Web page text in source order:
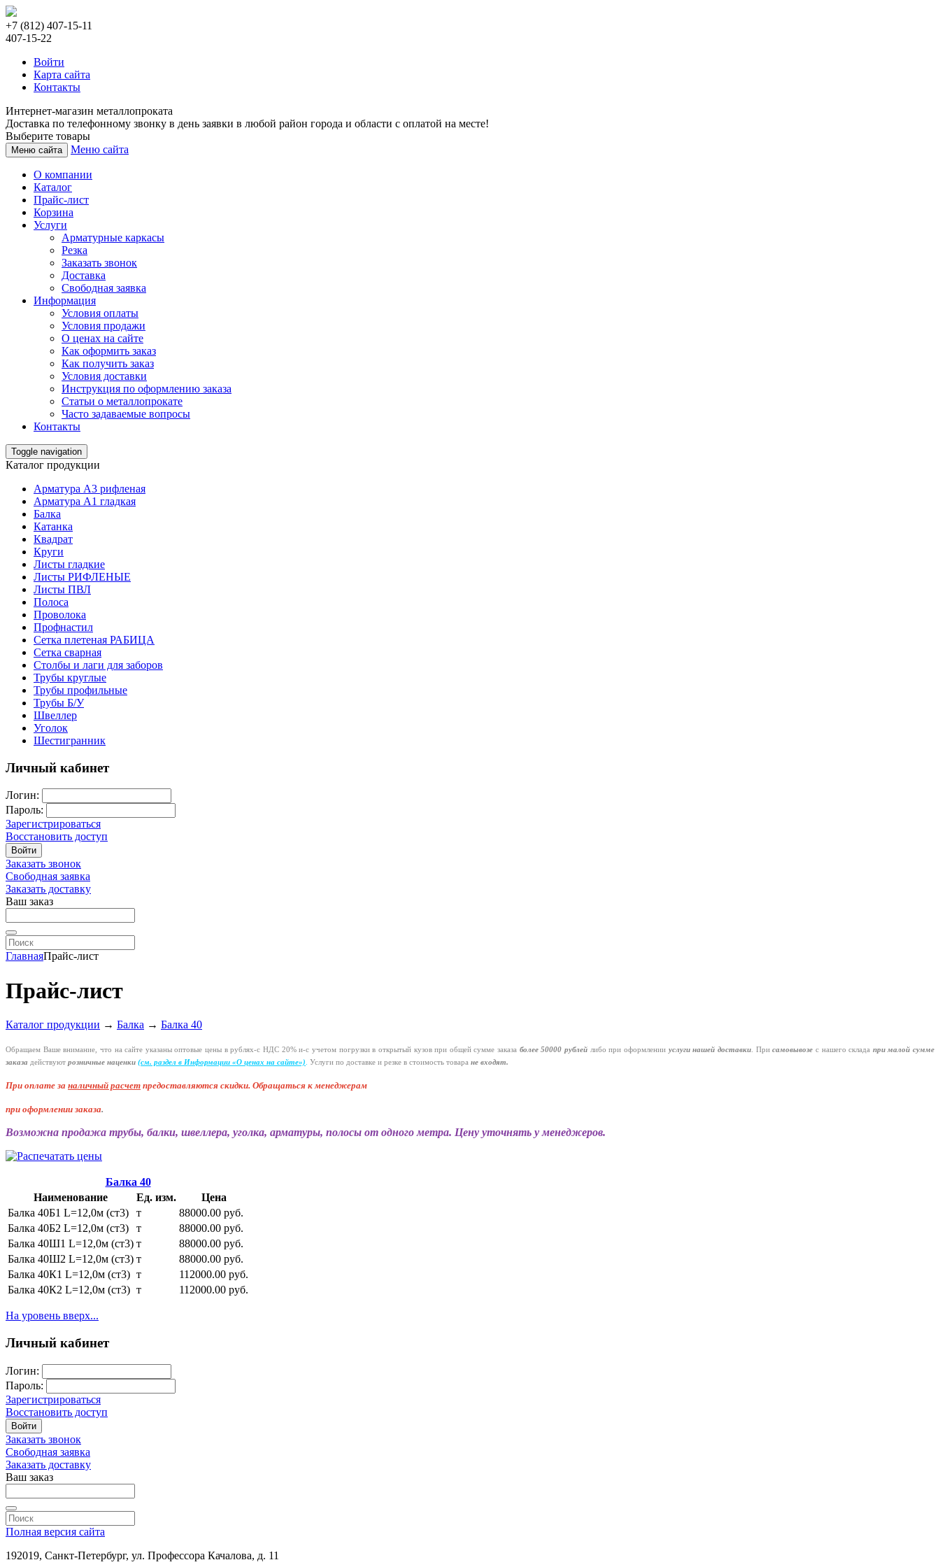
+7 (812) 407-15-11
407-15-22
Войти
Карта сайта
Контакты
Интернет-магазин металлопроката
Доставка по телефонному звонку в день заявки в любой район города и области с оплатой на месте!
Выберите товары
Меню сайта Меню сайта
О компании
Каталог
Прайс-лист
Корзина
Услуги
Арматурные каркасы
Резка
Заказать звонок
Доставка
Свободная заявка
Информация
Условия оплаты
Условия продажи
О ценах на сайте
Как оформить заказ
Как получить заказ
Условия доставки
Инструкция по оформлению заказа
Статьи о металлопрокате
Часто задаваемые вопросы
Контакты
Toggle navigation
Каталог продукции
Арматура А3 рифленая
Арматура А1 гладкая
Балка
Катанка
Квадрат
Круги
Листы гладкие
Листы РИФЛЕНЫЕ
Листы ПВЛ
Полоса
Проволока
Профнастил
Сетка плетеная РАБИЦА
Сетка сварная
Столбы и лаги для заборов
Трубы круглые
Трубы профильные
Трубы Б/У
Швеллер
Уголок
Шестигранник
Личный кабинет
Логин:
Пароль:
Зарегистрироваться
Восстановить доступ
Войти
Заказать звонок
Свободная заявка
Заказать доставку
Ваш заказ
ГлавнаяПрайс-лист
Прайс-лист
Каталог продукции → Балка → Балка 40
Обращаем Ваше внимание, что на сайте указаны оптовые цены врублях-с НДС 20%и-с учетом погрузки в открытый кузов при общей сумме заказа более 50000 рублей либо при оформлении услуги нашей доставки. Присамовывозе с нашего склада при малой сумме
заказа действуют розничные наценки (см. раздел в Информации «О ценах на сайте»). Услуги по доставке и резке в стоимость товара не входят.
При оплате за наличный расчет предоставляются скидки. Обращаться к менеджерам
при оформлении заказа.
Возможна продажа трубы, балки, швеллера, уголка, арматуры, полосы от одного метра. Цену уточнять у менеджеров.
Наименование Ед. изм. Цена
Балка 40
Балка 40Б1 L=12,0м (ст3) т
88000.00 руб.
Балка 40Б2 L=12,0м (ст3)
т
88000.00 руб.
Балка 40Ш1 L=12,0м (ст3) т
88000.00 руб.
Балка 40Ш2 L=12,0м (ст3) т
88000.00 руб.
Балка 40К1 L=12,0м (ст3) т
112000.00 руб.
Балка 40К2 L=12,0м (ст3) т 112000.00 руб.
На уровень вверх...
Личный кабинет
Логин:
Пароль:
Зарегистрироваться
Восстановить доступ
Войти
Заказать звонок
Свободная заявка
Заказать доставку
Ваш заказ
Полная версия сайта
192019, Санкт-Петербург, ул. Профессора Качалова, д. 11